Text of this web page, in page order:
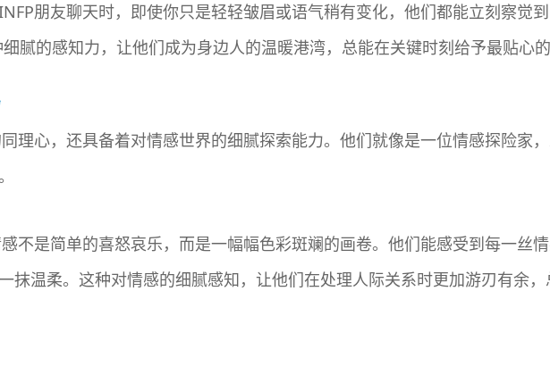
朋友聊天时，即使你只是轻轻皱眉或语气稍有变化，他们都能立刻察觉
腻的感知力，让他们成为身边人的温暖港湾，总能在关键时刻给予最贴心的
理心，还具备着对情感世界的细腻探索能力。他们就像是一位情感探险家
不是简单的喜怒哀乐，而是一幅幅色彩斑斓的画卷。他们能感受到每一丝
抹温柔。这种对情感的细腻感知，让他们在处理人际关系时更加游刃有余